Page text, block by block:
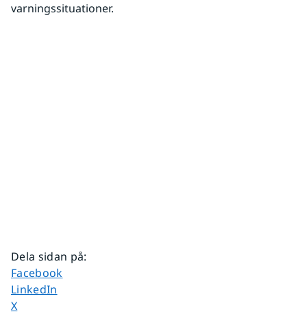
varningssituationer.
Dela sidan på:
Dela sidan på
Facebook
Dela sidan på
LinkedIn
Dela sidan på
X